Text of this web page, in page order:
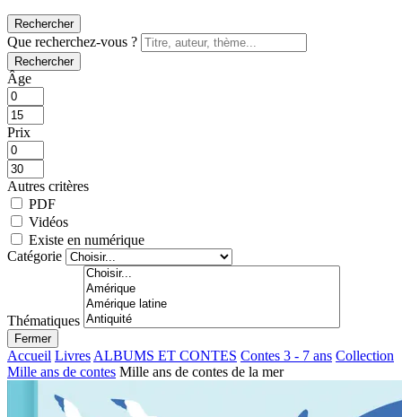
Rechercher
Que recherchez-vous ?
Rechercher
Âge
Prix
Autres critères
PDF
Vidéos
Existe en numérique
Catégorie
Thématiques
Fermer
Accueil Livres ALBUMS ET CONTES Contes 3 - 7 ans Collection
Mille ans de contes Mille ans de contes de la mer